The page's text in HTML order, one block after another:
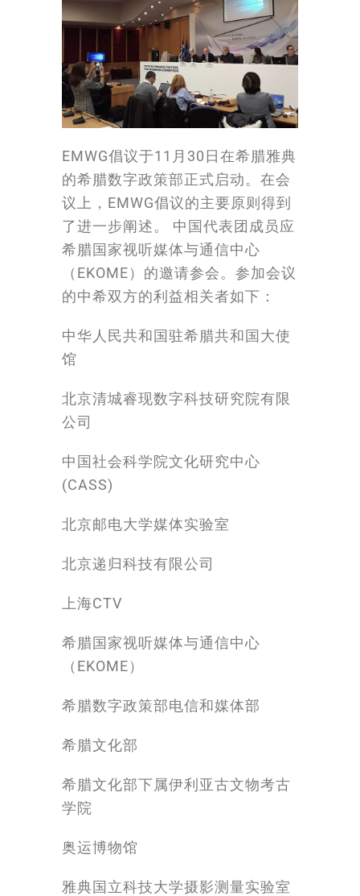
EMWG倡议于11月30日在希腊雅典
的希腊数字政策部正式启动。在会
议上，EMWG倡议的主要原则得到
了进一步阐述。 中国代表团成员应
希腊国家视听媒体与通信中心
（EKOME）的邀请参会。参加会议
的中希双方的利益相关者如下：
中华人民共和国驻希腊共和国大使
馆
北京清城睿现数字科技研究院有限
公司
中国社会科学院文化研究中心
(CASS)
北京邮电大学媒体实验室
北京递归科技有限公司
上海CTV
希腊国家视听媒体与通信中心
（EKOME）
希腊数字政策部电信和媒体部
希腊文化部
希腊文化部下属伊利亚古文物考古
学院
奥运博物馆
雅典国立科技大学摄影测量实验室